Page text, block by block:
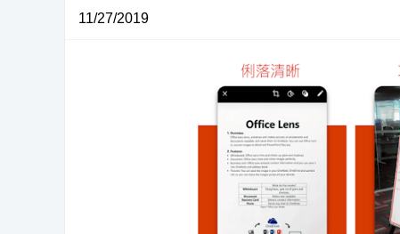
11/27/2019